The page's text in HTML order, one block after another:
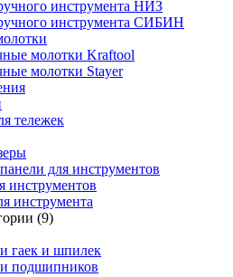
инструмента НИЗ
инструмента СИБИН
молотки Kraftool
молотки Stayer
тележек
для инструментов
инструментов
инструмента
(9)
гаек и шпилек
подшипников